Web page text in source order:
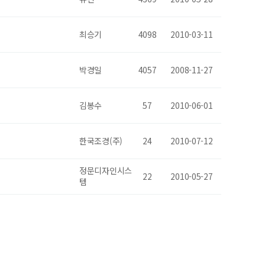
최승기 4098 2010-03-11
박경일 4057 2008-11-27
김봉수 57 2010-06-01
한국조경(주) 24 2010-07-12
정문디자인시스
템
22 2010-05-27